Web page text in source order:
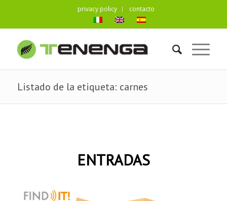
privacy policy contacto
Listado de la etiqueta: carnes
ENTRADAS